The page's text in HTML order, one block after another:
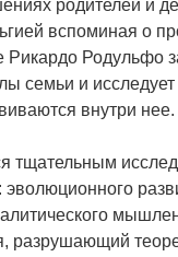
родителей и
вспоминая о
Рикардо Родульфо
семьи и
внутри нее.
тщательным
разрушающий